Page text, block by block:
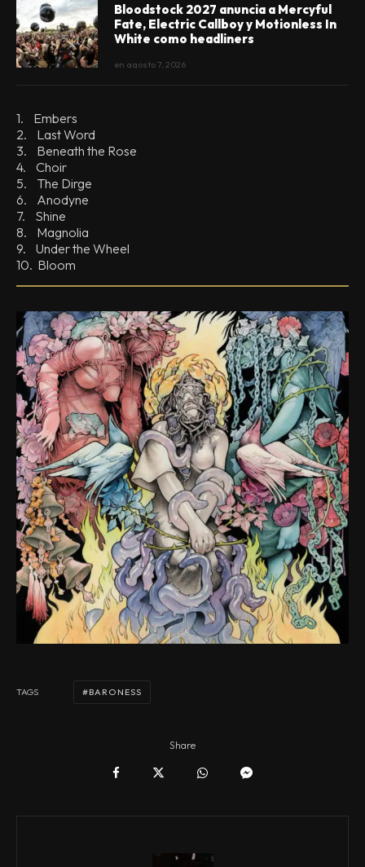
Bloodstock 2027 anuncia a Mercyful
Fate, Electric Callboy y Motionless In
White como headliners
en agosto 7, 2026
1. Embers
2. Last Word
3. Beneath the Rose
4. Choir
5. The Dirge
6. Anodyne
7. Shine
8. Magnolia
9. Under the Wheel
10. Bloom
TAGS BARONESS
Share